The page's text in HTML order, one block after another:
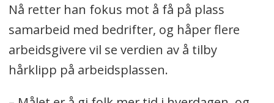
Nå retter han fokus mot å få på plass
samarbeid med bedrifter, og håper flere
arbeidsgivere vil se verdien av å tilby
hårklipp på arbeidsplassen.